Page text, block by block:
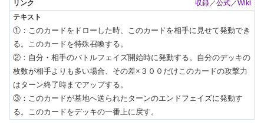
収録／公式／Wiki
①：このカードをドローした時、このカードを相手に見せて発動でき
る。このカードを特殊召喚する。
②：自分・相手のバトルフェイズ開始時に発動する。自分のデッキの
枚数が相手よりも多い場合、その差×３００だけこのカードの攻撃力
はターン終了時までアップする。
③：このカードが墓地へ送られたターンのエンドフェイズに発動す
る。このカードをデッキの一番上に戻す。